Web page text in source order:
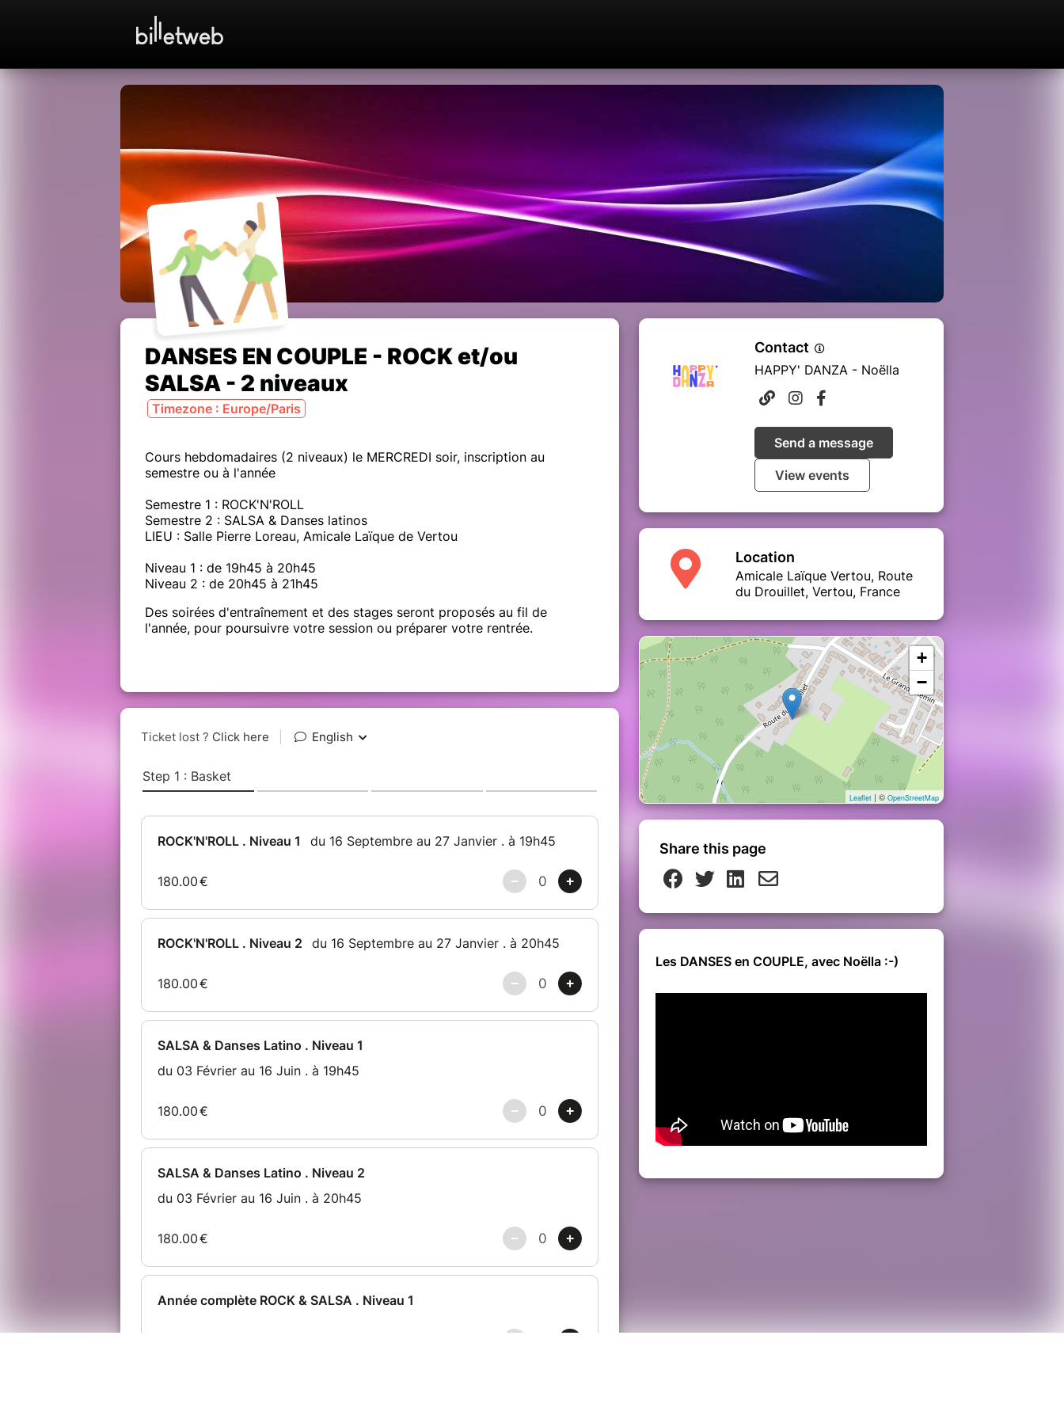
DANSES EN COUPLE - ROCK et/ou
SALSA - 2 niveaux
Timezone : Europe/Paris
Cours hebdomadaires (2 niveaux) le MERCREDI soir, inscription au
semestre ou à l'année
Semestre 1 : ROCK'N'ROLL
Semestre 2 : SALSA & Danses latinos
LIEU : Salle Pierre Loreau, Amicale Laïque de Vertou
Niveau 1 : de 19h45 à 20h45
Niveau 2 : de 20h45 à 21h45
Des soirées d'entraînement et des stages seront proposés au fil de
l'année, pour poursuivre votre session ou préparer votre rentrée.
Contact
HAPPY' DANZA - Noëlla
Send a message
View events
Location
Amicale Laïque Vertou, Route
du Drouillet, Vertou, France
+
−
Leaflet | © OpenStreetMap
Share this page
Les DANSES en COUPLE, avec Noëlla :-)